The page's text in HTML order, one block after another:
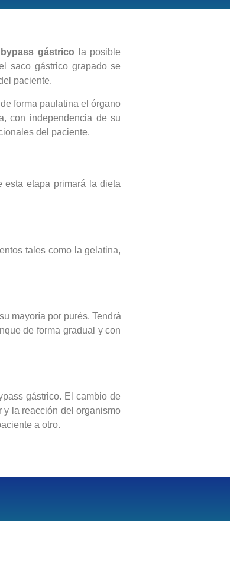
gástrico la posible
saco gástrico grapado se
paciente.
forma paulatina el órgano
con independencia de su
del paciente.
etapa primará la dieta
tales como la gelatina,
mayoría por purés. Tendrá
de forma gradual y con
gástrico. El cambio de
y la reacción del organismo
a otro.